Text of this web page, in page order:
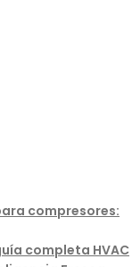
compresores:
completa HVAC